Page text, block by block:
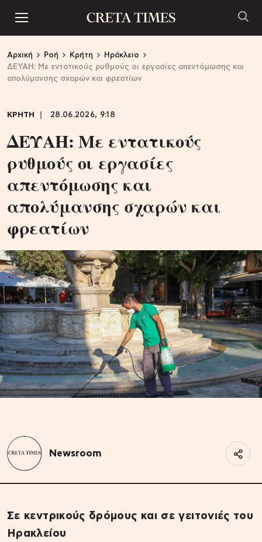
Αρχική Ροή Κρήτη
Ηράκλειο
ΔΕΥΑΗ: Με εντατικούς ρυθμούς οι εργασίες απεντόμωσης και
απολύμανσης σχαρών και φρεατίων
ΚΡΗΤΗ 28.06.2026, 9:18
ΔΕΥΑΗ: Με εντατικούς
ρυθμούς οι εργασίες
απεντόμωσης και
απολύμανσης σχαρών και
φρεατίων
Newsroom
Σε κεντρικούς δρόμους και σε γειτονιές του
Ηρακλείου